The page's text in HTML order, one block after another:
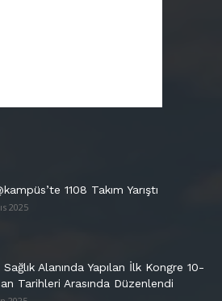
1108 Takım Yarıştı
2025
Alanında Yapılan İlk Kongre 10-
Tarihleri Arasında Düzenlendi